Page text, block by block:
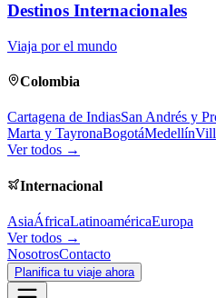
Destinos Internacionales
Viaja por el mundo
Colombia
Cartagena de IndiasSan Andrés y
Marta y TayronaBogotáMedellín
Ver todos →
Internacional
AsiaÁfricaLatinoaméricaEuropa
Ver todos →
NosotrosContacto
Planifica tu viaje ahora